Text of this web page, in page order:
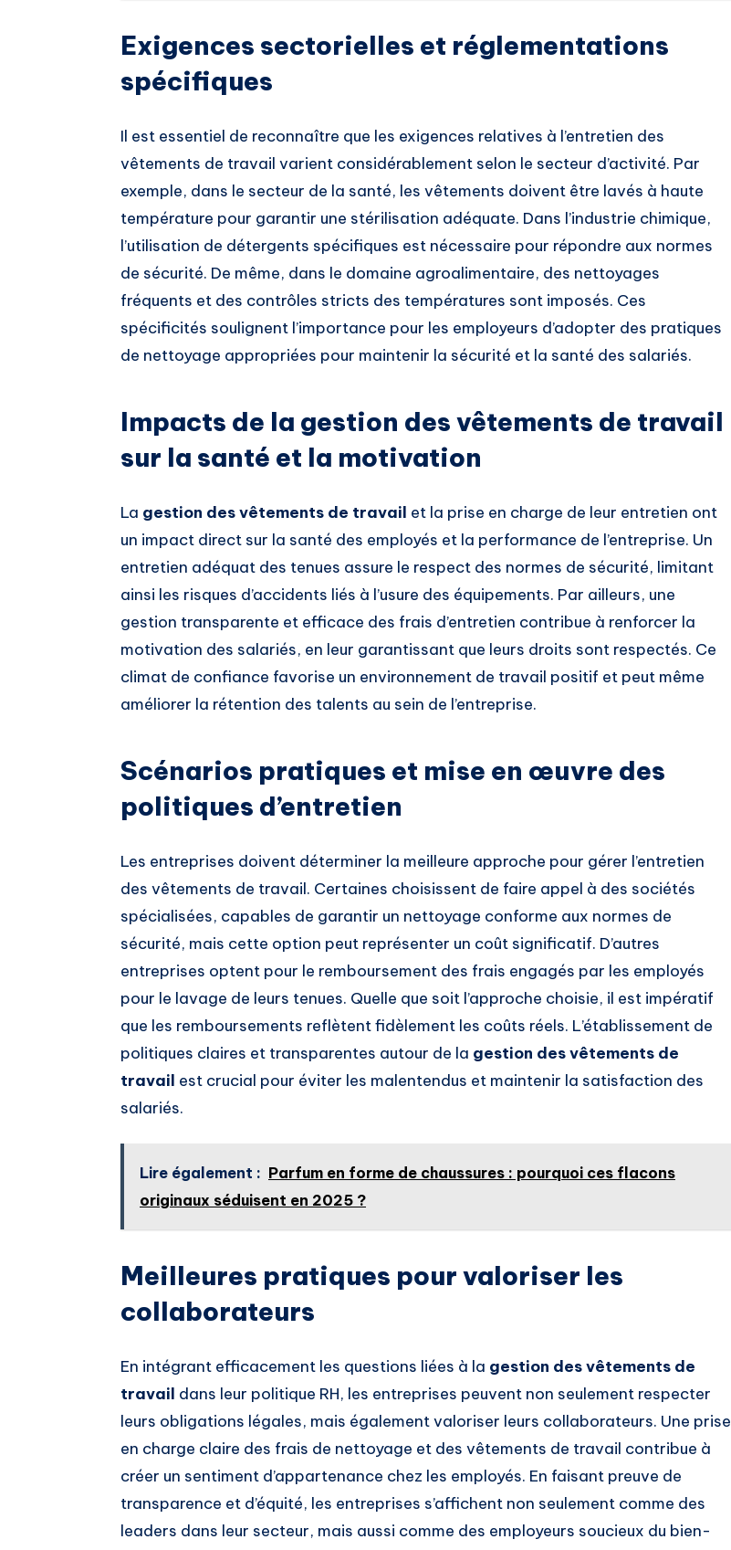
Exigences sectorielles et réglementations
spécifiques
Il est essentiel de reconnaître que les exigences relatives à l’entretien des
vêtements de travail varient considérablement selon le secteur d’activité. Par
exemple, dans le secteur de la santé, les vêtements doivent être lavés à haute
température pour garantir une stérilisation adéquate. Dans l’industrie chimique,
l’utilisation de détergents spécifiques est nécessaire pour répondre aux normes
de sécurité. De même, dans le domaine agroalimentaire, des nettoyages
fréquents et des contrôles stricts des températures sont imposés. Ces
spécificités soulignent l’importance pour les employeurs d’adopter des pratiques
de nettoyage appropriées pour maintenir la sécurité et la santé des salariés.
Impacts de la gestion des vêtements de travail
sur la santé et la motivation
La gestion des vêtements de travail et la prise en charge de leur entretien ont
un impact direct sur la santé des employés et la performance de l’entreprise. Un
entretien adéquat des tenues assure le respect des normes de sécurité, limitant
ainsi les risques d’accidents liés à l’usure des équipements. Par ailleurs, une
gestion transparente et efficace des frais d’entretien contribue à renforcer la
motivation des salariés, en leur garantissant que leurs droits sont respectés. Ce
climat de confiance favorise un environnement de travail positif et peut même
améliorer la rétention des talents au sein de l’entreprise.
Scénarios pratiques et mise en œuvre des
politiques d’entretien
Les entreprises doivent déterminer la meilleure approche pour gérer l’entretien
des vêtements de travail. Certaines choisissent de faire appel à des sociétés
spécialisées, capables de garantir un nettoyage conforme aux normes de
sécurité, mais cette option peut représenter un coût significatif. D’autres
entreprises optent pour le remboursement des frais engagés par les employés
pour le lavage de leurs tenues. Quelle que soit l’approche choisie, il est impératif
que les remboursements reflètent fidèlement les coûts réels. L’établissement de
politiques claires et transparentes autour de la gestion des vêtements de
travail est crucial pour éviter les malentendus et maintenir la satisfaction des
salariés.
Lire également : Parfum en forme de chaussures : pourquoi ces flacons
originaux séduisent en 2025 ?
Meilleures pratiques pour valoriser les
collaborateurs
En intégrant efficacement les questions liées à la gestion des vêtements de
travail dans leur politique RH, les entreprises peuvent non seulement respecter
leurs obligations légales, mais également valoriser leurs collaborateurs. Une prise
en charge claire des frais de nettoyage et des vêtements de travail contribue à
créer un sentiment d’appartenance chez les employés. En faisant preuve de
transparence et d’équité, les entreprises s’affichent non seulement comme des
leaders dans leur secteur, mais aussi comme des employeurs soucieux du bien-